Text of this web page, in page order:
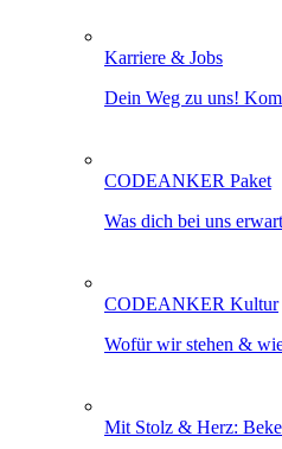
Karriere & Jobs
Dein Weg zu uns!
CODEANKER Paket
Was dich bei uns
CODEANKER Kultur
Wofür wir stehen &
Mit Stolz & Herz: